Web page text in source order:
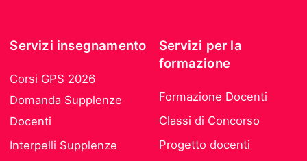
Servizi insegnamento
Corsi GPS 2026
Domanda Supplenze
Docenti
Interpelli Supplenze
Servizi per la
formazione
Formazione Docenti
Classi di Concorso
Progetto docenti